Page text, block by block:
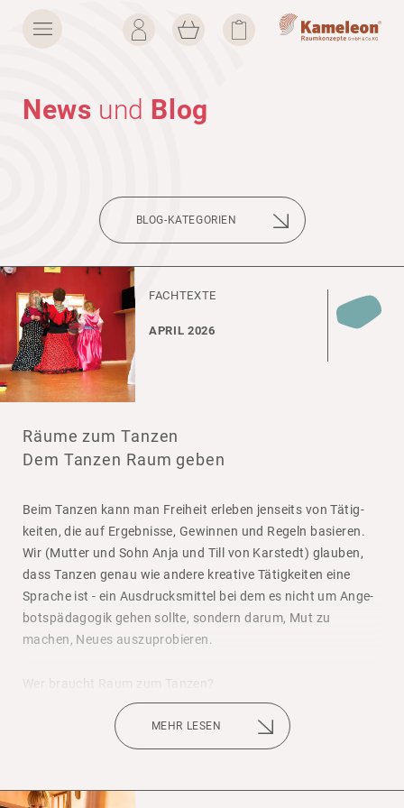
News ­und Blog
BLOG-KATE­GO­RIEN
FACH­T­EXTE
APRIL 2026
Räume zum Tanzen
Dem Tanzen Raum geben
Beim Tanzen kann man Frei­heit erleben jenseits von Tätig­
keiten, die auf Ergeb­nisse, Gewinnen und Regeln basieren.
Wir (Mutter und Sohn Anja und Till von Karstedt) glauben,
dass Tanzen genau wie andere krea­tive Tätig­keiten eine
Sprache ist - ein Ausdrucks­mittel bei dem es nicht um Ange­
bots­päd­agogik gehen sollte, sondern darum, Mut zu
machen, Neues auszu­pro­bieren.
Wer braucht Raum zum Tanzen?
Kinder, die bei den ersten Takten Musik in Bewe­gung
kommen oder doch eher dieje­nigen, die bisher noch nicht
erlebt haben, sich mit ihren eigenen Bewe­gungen wohl zu
MEHR LESEN